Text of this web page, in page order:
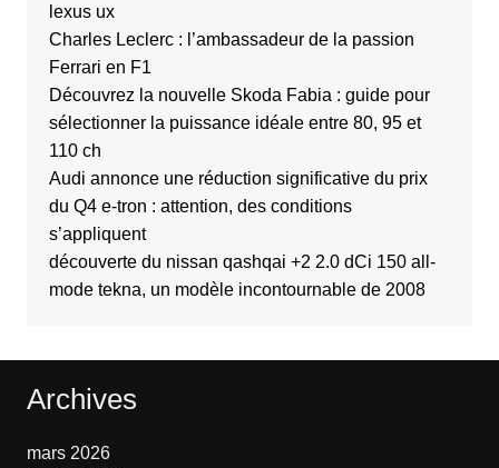
lexus ux
Charles Leclerc : l’ambassadeur de la passion
Ferrari en F1
Découvrez la nouvelle Skoda Fabia : guide pour
sélectionner la puissance idéale entre 80, 95 et
110 ch
Audi annonce une réduction significative du prix
du Q4 e-tron : attention, des conditions
s’appliquent
découverte du nissan qashqai +2 2.0 dCi 150 all-
mode tekna, un modèle incontournable de 2008
Archives
mars 2026